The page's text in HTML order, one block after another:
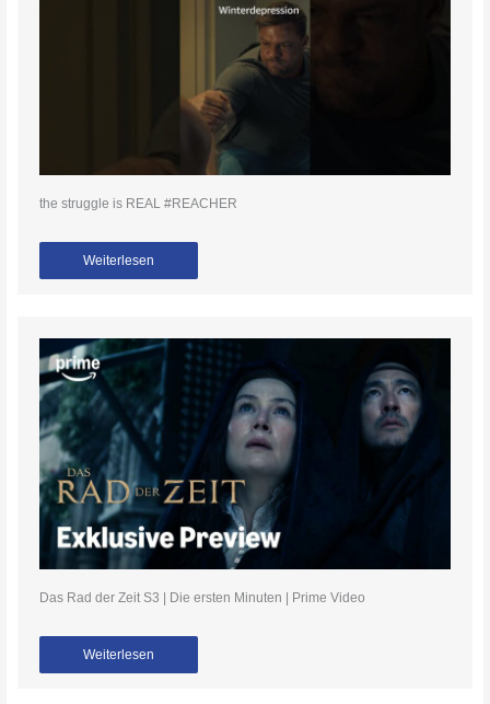
the struggle is REAL #REACHER
Weiterlesen
Das Rad der Zeit S3 | Die ersten Minuten | Prime Video
Weiterlesen